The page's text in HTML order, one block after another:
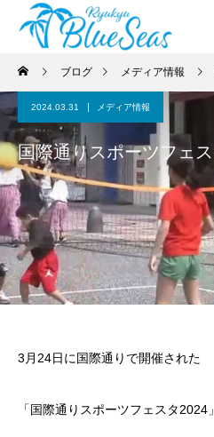
ブログ メディア情報
2024.03.31 メディア情報
国際通りスポーツフェ
3月24日に国際通りで開催された
「国際通りスポーツフェスタ2024」